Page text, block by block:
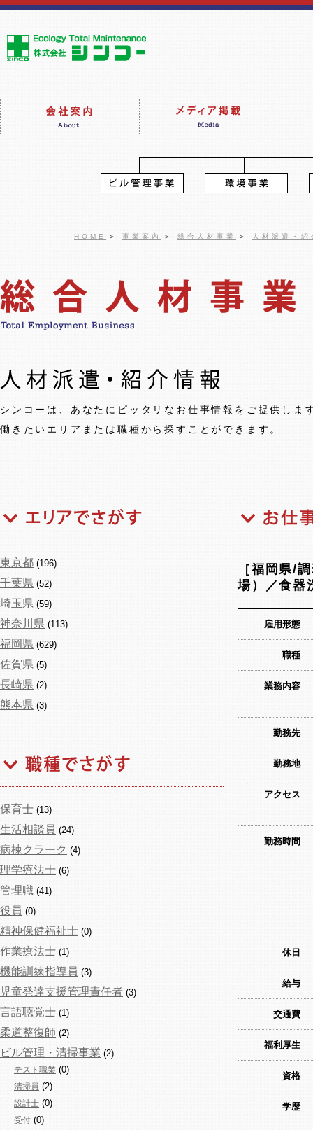
HOME ＞ 事業案内 ＞ 総合人材事業 ＞ 人材派遣・
シンコーは、あなたにピッタリなお仕事情報をご提供しま
働きたいエリアまたは職種から探すことができます。
東京都 (196)
千葉県 (52)
埼玉県 (59)
神奈川県 (113)
福岡県 (629)
佐賀県 (5)
長崎県 (2)
熊本県 (3)
保育士 (13)
生活相談員 (24)
病棟クラーク (4)
理学療法士 (6)
管理職 (41)
役員 (0)
精神保健福祉士 (0)
作業療法士 (1)
機能訓練指導員 (3)
児童発達支援管理責任者 (3)
言語聴覚士 (1)
柔道整復師 (2)
ビル管理・清掃事業 (2)
テスト職業 (0)
清掃員 (2)
設計士 (0)
受付 (0)
［福岡県/
場）／食器
雇用形態
職種
業務内容
勤務先
勤務地
アクセス
勤務時間
休日
給与
交通費
福利厚生
資格
学歴